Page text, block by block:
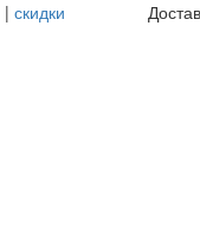
|скидки